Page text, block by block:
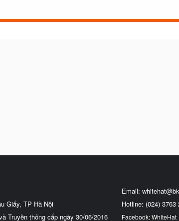
Giấy, TP Hà Nội
Truyền thông cấp ngày 30/06/2016
Email:
Hotline: (024) 3763
Facebook: WhiteHat